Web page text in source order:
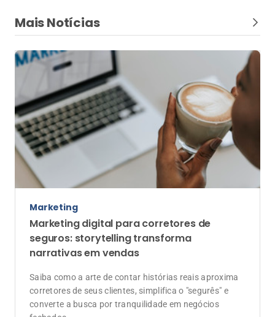
Mais Notícias
Marketing
Marketing digital para corretores de
seguros: storytelling transforma
narrativas em vendas
Saiba como a arte de contar histórias reais aproxima
corretores de seus clientes, simplifica o "segurês" e
converte a busca por tranquilidade em negócios